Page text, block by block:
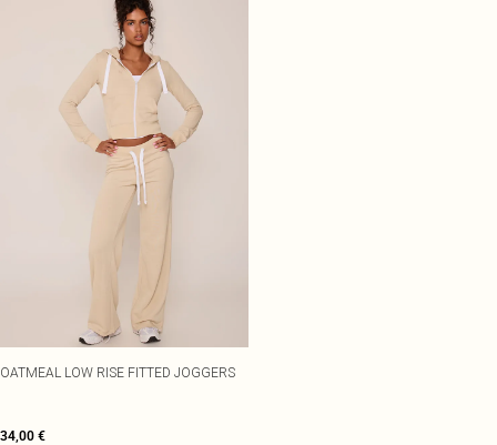
OATMEAL LOW RISE FITTED JOGGERS
34,00 €